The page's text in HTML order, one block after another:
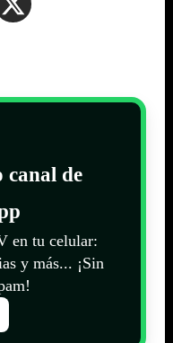
canal de
en tu celular:
y más... ¡Sin